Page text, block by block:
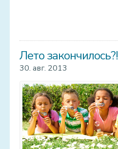
Лето закончилось?!
30. авг. 2013